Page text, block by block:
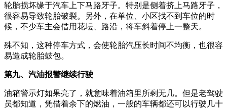
轮胎损坏缘于汽车上下马路牙子。特别是侧着挤上马路牙子，
很容易导致轮胎破裂。另外，在单位、小区找不到车位的时
候，不少车主会借用花坛、路沿，将车斜着停上一整天。
殊不知，这种停车方式，会使轮胎汽压长时间不均衡，也很容
易造成轮胎鼓包。
第九、汽油报警继续行驶
油箱警示灯如果亮了，就意味着油箱里所剩无几。但是老驾驶
员都知道，凭借着余下的燃油，一般的车辆都还可以行驶几十